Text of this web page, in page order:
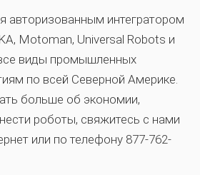
авторизованным интегратором
Motoman, Universal Robots и
виды промышленных
по всей Северной Америке.
больше об экономии,
роботы, свяжитесь с нами
или по телефону 877-762-